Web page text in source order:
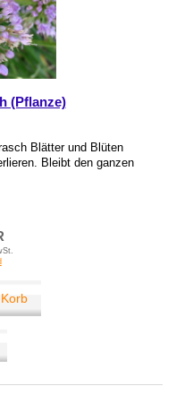
(Pflanze)
Blätter und Blüten
Bleibt den ganzen